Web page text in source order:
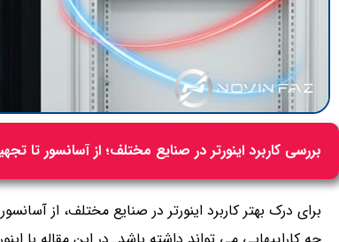
بررسی کاربرد اینورتر در صنایع مختلف؛ از آسانسور تا
برای درک بهتر کاربرد اینورتر در صنایع مختلف، از